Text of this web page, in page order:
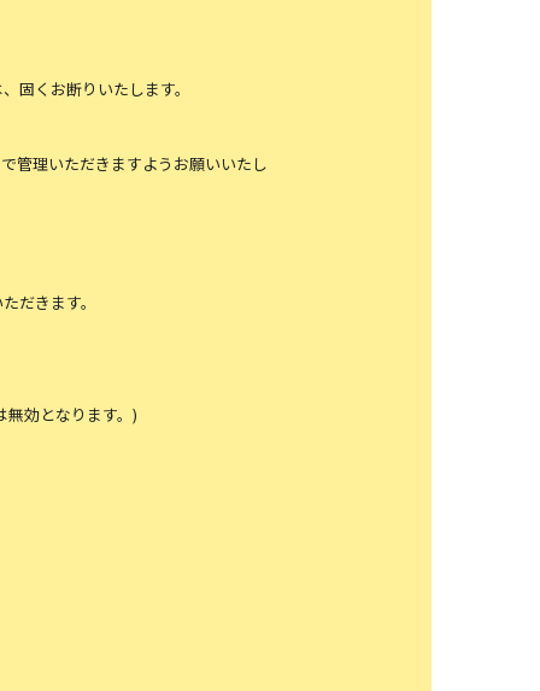
固くお断りいたします。
管理いただきますようお願いいたし
だきます。
無効となります。)